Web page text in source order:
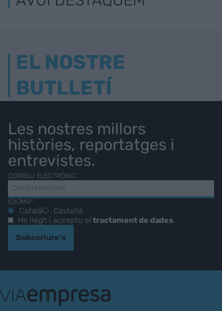
EL NOSTRE
BUTLLETÍ
Les nostres millors
històries, reportatges i
entrevistes.
CORREU ELECTRÒNIC
IDIOMA*
Català
Castellà
He llegit i accepto eltractament de dades.
Subscriure's